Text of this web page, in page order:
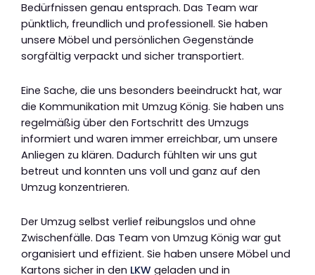
Bedürfnissen genau entsprach. Das Team war
pünktlich, freundlich und professionell. Sie haben
unsere Möbel und persönlichen Gegenstände
sorgfältig verpackt und sicher transportiert.
Eine Sache, die uns besonders beeindruckt hat, war
die Kommunikation mit Umzug König. Sie haben uns
regelmäßig über den Fortschritt des Umzugs
informiert und waren immer erreichbar, um unsere
Anliegen zu klären. Dadurch fühlten wir uns gut
betreut und konnten uns voll und ganz auf den
Umzug konzentrieren.
Der Umzug selbst verlief reibungslos und ohne
Zwischenfälle. Das Team von Umzug König war gut
organisiert und effizient. Sie haben unsere Möbel und
Kartons sicher in den LKW geladen und in